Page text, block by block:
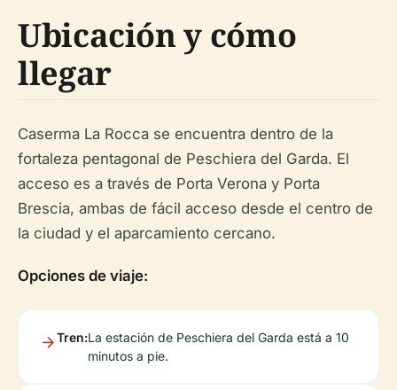
Ubicación y cómo
llegar
Caserma La Rocca se encuentra dentro de la
fortaleza pentagonal de Peschiera del Garda. El
acceso es a través de Porta Verona y Porta
Brescia, ambas de fácil acceso desde el centro de
la ciudad y el aparcamiento cercano.
Opciones de viaje:
Tren:La estación de Peschiera del Garda está a 10
minutos a pie.